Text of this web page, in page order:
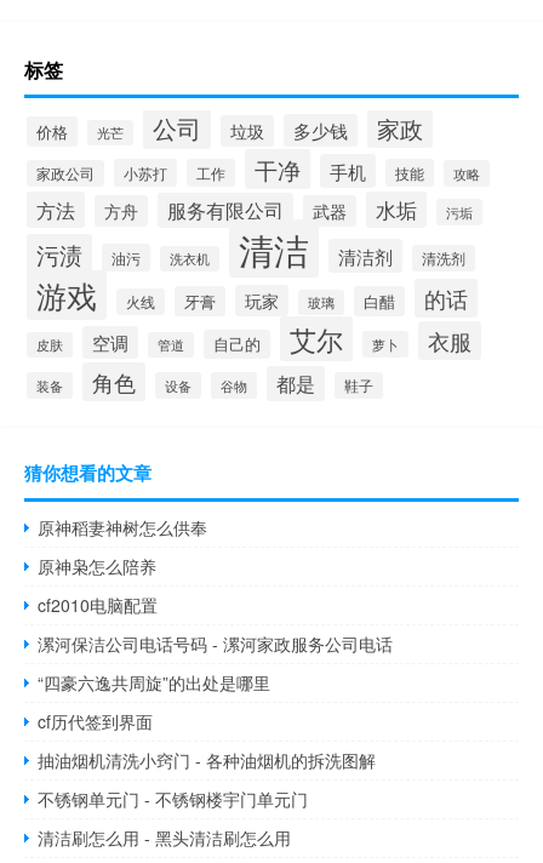
标签
价格 光芒 公司 垃圾 多少钱 家政
家政公司 小苏打 工作 干净 手机 技能 攻略
方法 方舟 服务有限公司 武器 水垢 污垢
污渍 油污 洗衣机 清洁 清洁剂 清洗剂
游戏 火线 牙膏 玩家 玻璃 白醋 的话
皮肤 空调 管道 自己的 艾尔 萝卜 衣服
装备 角色 设备 谷物 都是 鞋子
猜你想看的文章
原神稻妻神树怎么供奉
原神枭怎么陪养
cf2010电脑配置
漯河保洁公司电话号码 - 漯河家政服务公司电话
“四豪六逸共周旋”的出处是哪里
cf历代签到界面
抽油烟机清洗小窍门 - 各种油烟机的拆洗图解
不锈钢单元门 - 不锈钢楼宇门单元门
清洁刷怎么用 - 黑头清洁刷怎么用